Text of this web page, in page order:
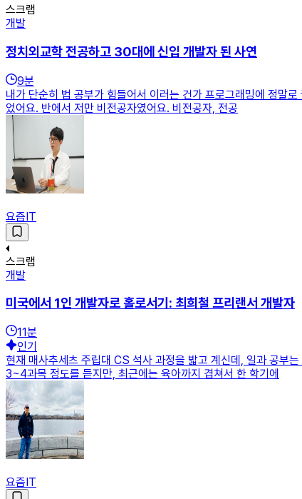
스크랩
개발
정치외교학 전공하고 30대에 신입 개발자 된 사연
9분
내가 단순히 법 공부가 힘들어서 이러는 건가 프로그래밍에 정말
었어요. 반에서 저만 비전공자였어요. 비전공자, 전공
요즘IT
스크랩
개발
미국에서 1인 개발자로 홀로서기: 최희철 프리랜서 개발자
11분
인기
현재 매사추세츠 주립대 CS 석사 과정을 밟고 계신데, 일과 공부
3~4과목 정도를 듣지만, 최근에는 육아까지 겹쳐서 한 학기에
요즘IT